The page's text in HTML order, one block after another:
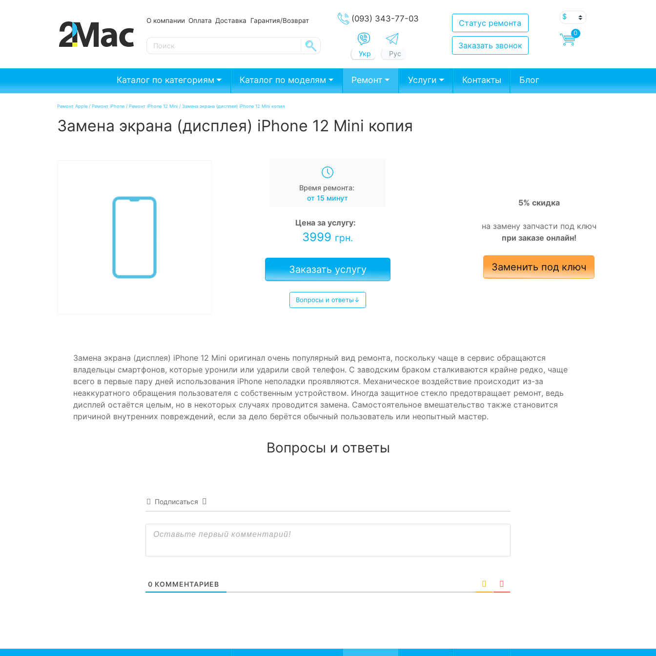
О компании Оплата Доставка Гарантия/Возврат
SE
(093) 343-77-03
Укр Рус
Статус ремонта
Заказать звонок
0
Каталог по категориям Каталог по моделям Ремонт Услуги Контакты Блог
Ремонт Apple / Ремонт iPhone / Ремонт iPhone 12 Mini / Замена экрана (дисплея) iPhone 12 Mini копия
Замена экрана (дисплея) iPhone 12 Mini копия
Время ремонта:
от 15 минут
Цена за услугу:
3999 грн.
Заказать услугу
Вопросы и ответы↓
5% скидка
на замену запчасти под ключ
при заказе онлайн!
Заменить под ключ
Замена экрана (дисплея) iPhone 12 Mini оригинал очень популярный вид ремонта, поскольку чаще в сервис обращаются
владельцы смартфонов, которые уронили или ударили свой телефон. С заводским браком сталкиваются крайне редко, чаще
всего в первые пару дней использования iPhone неполадки проявляются. Механическое воздействие происходит из-за
неаккуратного обращения пользователя с собственным устройством. Иногда защитное стекло предотвращает ремонт, ведь
дисплей остаётся целым, но в некоторых случаях проводится замена. Самостоятельное вмешательство также становится
причиной внутренних повреждений, если за дело берётся обычный пользователь или неопытный мастер.
Вопросы и ответы
Подписаться
0 КОММЕНТАРИЕВ